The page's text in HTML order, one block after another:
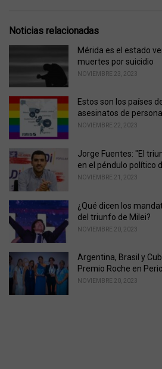
e
:
Noticias relacionadas
Mérida es el estado
muertes por suicidio
NOVIEMBRE 23, 2023
Estos son los países
asesinatos de
NOVIEMBRE 22, 2023
Jorge Fuentes: "El
en el péndulo político
NOVIEMBRE 21, 2023
¿Qué dicen los
del triunfo de Milei?
NOVIEMBRE 20, 2023
Argentina, Brasil y
Premio Roche en
NOVIEMBRE 20, 2023